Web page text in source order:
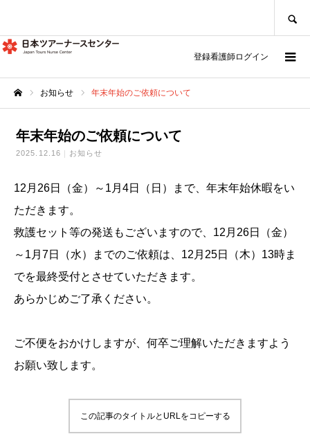
登録看護師ログイン
お知らせ 年末年始のご依頼について
年末年始のご依頼について
2025.12.16 お知らせ
12月26日（金）～1月4日（日）まで、年末年始休暇をい
ただきます。
救護セット等の発送もございますので、12月26日（金）
～1月7日（水）までのご依頼は、12月25日（木）13時ま
でを最終受付とさせていただきます。
あらかじめご了承ください。
ご不便をおかけしますが、何卒ご理解いただきますよう
お願い致します。
この記事のタイトルとURLをコピーする